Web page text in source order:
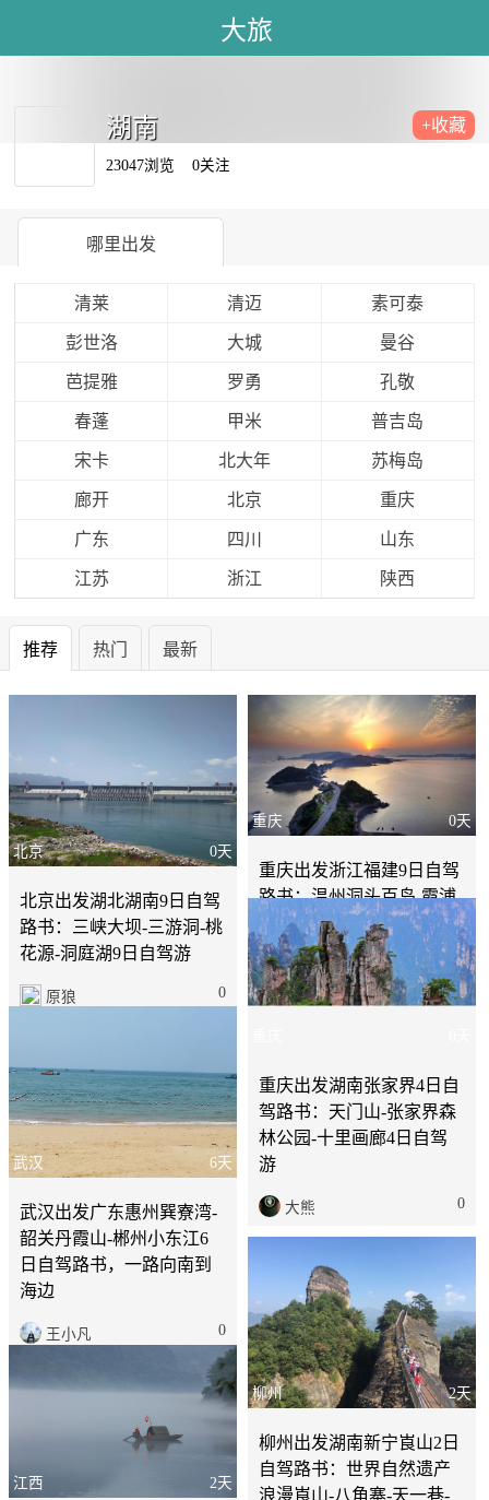
大旅
湖南 +收藏
23047浏览 0关注
哪里出发
清莱 清迈 素可泰
彭世洛 大城 曼谷
芭提雅 罗勇 孔敬
春蓬 甲米 普吉岛
宋卡 北大年 苏梅岛
廊开 北京 重庆
广东 四川 山东
江苏 浙江 陕西
推荐 热门 最新
0天
北京
北京出发湖北湖南9日自驾
路书：三峡大坝-三游洞-桃
花源-洞庭湖9日自驾游
原狼 0
0天
重庆
重庆出发浙江福建9日自驾
路书：温州洞头百岛-霞浦
滩涂-开化鄱阳湖-韶山毛泽
东故里9日自驾游
大熊 0
重庆出发湖南张家界4日自
驾路书：天门山-张家界森
林公园-十里画廊4日自驾
游
大熊 0
6天
武汉
武汉出发广东惠州巽寮湾-
韶关丹霞山-郴州小东江6
日自驾路书，一路向南到
海边
王小凡 0
2天
柳州
柳州出发湖南新宁崀山2日
自驾路书：世界自然遗产
浪漫崀山-八角寨-天一巷-
2天
江西